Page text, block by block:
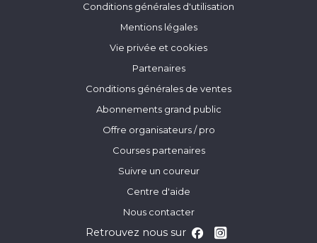
Conditions générales d'utilisation
Mentions légales
Vie privée et cookies
Partenaires
Conditions générales de ventes
Abonnements grand public
Offre organisateurs / pro
Courses partenaires
Suivre un coureur
Centre d'aide
Nous contacter
Retrouvez nous sur